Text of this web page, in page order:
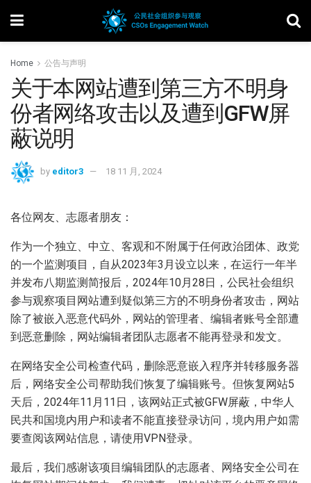
Home 公告与声明
关于本网站遭到第三方不明身
份者网络攻击以及遭到GFW屏
蔽说明
by editor3 18 11 月, 2024
各位网友、志愿者朋友：
作为一个独立、中立、客观和不附属于任何政治团体、政党
的一个监测项目，自从2023年3月设立以来，在运行一年半
并发布八期监测简报后，2024年10月28日，公民社会组织
参与观察项目网站遭到疑似第三方的不明身份者攻击，网站
除了被嵌入恶意代码外，网站的管理者、编辑者账号全部遭
到恶意删除，网站编辑者团队志愿者不能再登录和发文。
在网络安全公司检查代码，删除恶意嵌入程序并转移服务器
后，网络安全公司帮助我们恢复了编辑账号。但恢复网站5
天后，2024年11月11日，该网站正式被GFW屏蔽，中华人
民共和国境内用户和读者不能直接登录访问，境内用户如需
要查阅该网站信息，请使用VPN登录。
最后，我们感谢该项目编辑团队的志愿者、网络安全公司在